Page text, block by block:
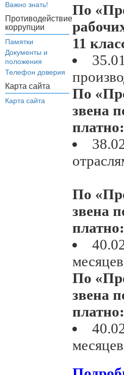
Важно знать!
Противодействие
коррупции
Памятки
Документы и
положения
Телефон доверия
Карта сайта
Карта сайта
По
11
По
звена
платно:
По
звена
платно:
По
звена
платно: